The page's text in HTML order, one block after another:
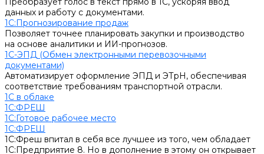
данных и работу с документами.
1С:Прогнозирование продаж
Позволяет точнее планировать закупки и производство
на основе аналитики и ИИ-прогнозов.
1С-ЭПД (Обмен электронными перевозочными
документами)
Автоматизирует оформление ЭПД и ЭТрН, обеспечивая
соответствие требованиям транспортной отрасли.
1С в облаке
1С:ФРЕШ
1C:Готовое рабочее место
1С:ФРЕШ
1С:Фреш впитал в себя все лучшее из того, чем обладает
1С:Предприятие 8. Но в дополнение в этому он открывает